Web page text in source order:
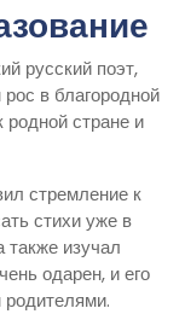
русский поэт,
в благородной
стране и
стремление к
стихи уже в
также изучал
одарен, и его